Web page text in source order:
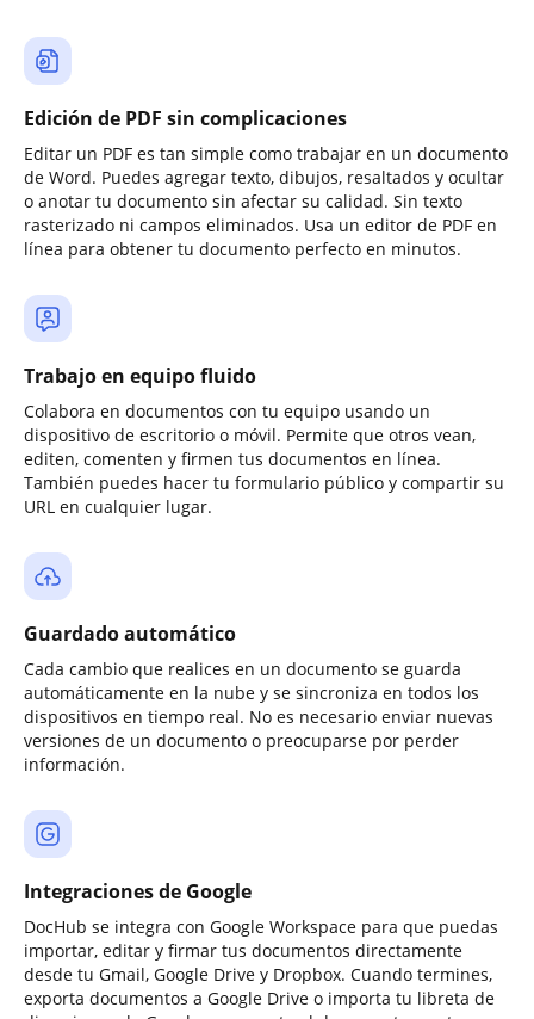
Edición de PDF sin complicaciones
Editar un PDF es tan simple como trabajar en un documento
de Word. Puedes agregar texto, dibujos, resaltados y ocultar
o anotar tu documento sin afectar su calidad. Sin texto
rasterizado ni campos eliminados. Usa un editor de PDF en
línea para obtener tu documento perfecto en minutos.
Trabajo en equipo fluido
Colabora en documentos con tu equipo usando un
dispositivo de escritorio o móvil. Permite que otros vean,
editen, comenten y firmen tus documentos en línea.
También puedes hacer tu formulario público y compartir su
URL en cualquier lugar.
Guardado automático
Cada cambio que realices en un documento se guarda
automáticamente en la nube y se sincroniza en todos los
dispositivos en tiempo real. No es necesario enviar nuevas
versiones de un documento o preocuparse por perder
información.
Integraciones de Google
DocHub se integra con Google Workspace para que puedas
importar, editar y firmar tus documentos directamente
desde tu Gmail, Google Drive y Dropbox. Cuando termines,
exporta documentos a Google Drive o importa tu libreta de